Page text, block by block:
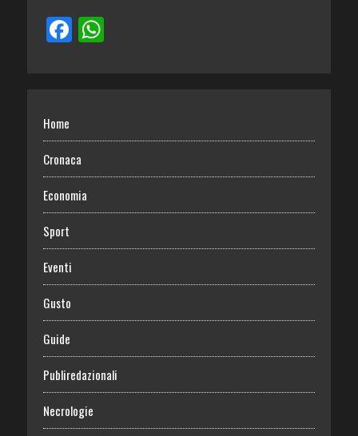
Home
Cronaca
Economia
Sport
Eventi
Gusto
Guide
Publiredazionali
Necrologie